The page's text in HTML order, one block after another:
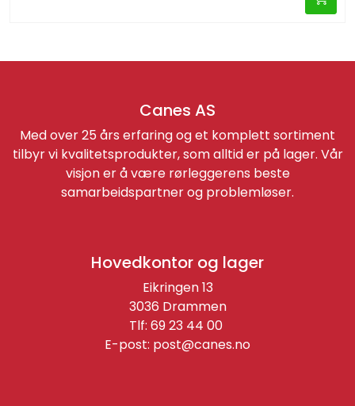
Canes AS
Med over 25 års erfaring og et komplett sortiment
tilbyr vi kvalitetsprodukter, som alltid er på lager. Vår
visjon er å være rørleggerens beste
samarbeidspartner og problemløser.
Hovedkontor og lager
Eikringen 13
3036 Drammen
Tlf: 69 23 44 00
E-post: post@canes.no